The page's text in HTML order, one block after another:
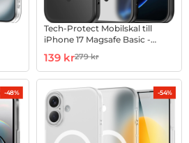
Tech-Protect Mobilskal till
iPhone 17 Magsafe Basic -
Art. nr 1002999645
rea pris
139 krtidigare pris
279 kr
-48% -54%